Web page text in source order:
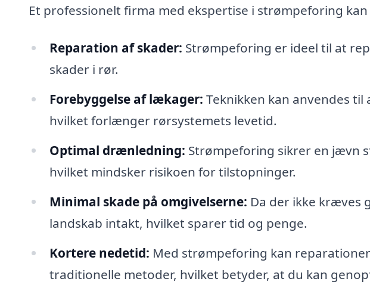
Et professionelt firma med ekspertise i strømpeforing
Reparation af skader: Strømpeforing er ideel til at
skader i rør.
Forebyggelse af lækager: Teknikken kan anvendes
hvilket forlænger rørsystemets levetid.
Optimal drænledning: Strømpeforing sikrer en jævn
hvilket mindsker risikoen for tilstopninger.
Minimal skade på omgivelserne: Da der ikke kræves
landskab intakt, hvilket sparer tid og penge.
Kortere nedetid: Med strømpeforing kan
traditionelle metoder, hvilket betyder, at du kan